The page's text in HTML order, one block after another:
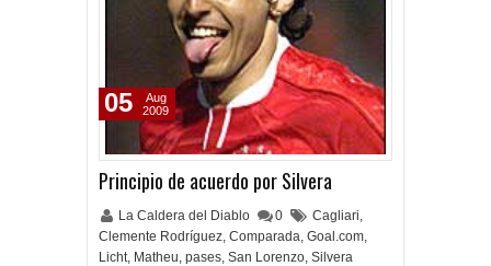
Principio de acuerdo por Silvera
La Caldera del Diablo 0 Cagliari,
Clemente Rodríguez, Comparada, Goal.com,
Licht, Matheu, pases, San Lorenzo, Silvera
05
Aug
2009